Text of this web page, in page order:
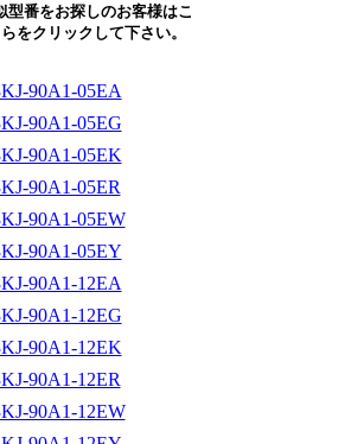
型番をお探しのお客様はこ
をクリックして下さい。
90A1-05EA
90A1-05EG
90A1-05EK
90A1-05ER
90A1-05EW
90A1-05EY
90A1-12EA
90A1-12EG
90A1-12EK
90A1-12ER
90A1-12EW